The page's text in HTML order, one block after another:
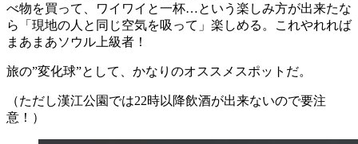
べ物を買って、ワイワイと一杯…という楽しみ方が出来たな
ら「現地の人と同じ空気を吸って」楽しめる。これやれれば
まあまあソウル上級者！
旅の”変化球”として、かなりのオススメスポットだ。
（ただし漢江公園では22時以降飲酒が出来ないので要注
意！）